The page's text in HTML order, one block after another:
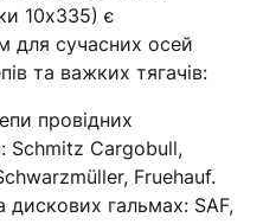
не
з вами
часом
10х335) є
для сучасних осей
та важких тягачів:
провідних
Schmitz Cargobull,
Fruehauf.
дискових гальмах: SAF,